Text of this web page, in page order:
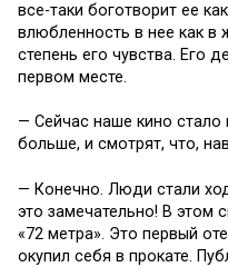
все-таки боготворит ее
влюбленность в нее как в
степень его чувства. Его
первом месте.
— Сейчас наше кино
больше, и смотрят, что,
— Конечно. Люди стали
это замечательно! В этом
«72 метра». Это первый
окупил себя в прокате.